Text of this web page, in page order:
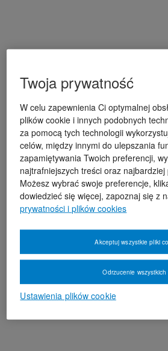
Twoja prywatność
W celu zapewnienia Ci optymalnej
plików cookie i innych podobnych
za pomocą tych technologii
celów, między innymi do ulepszania
zapamiętywania Twoich preferencji,
najtrafniejszych treści oraz
Możesz wybrać swoje preferencje,
dowiedzieć się więcej, zapoznaj się z
prywatności i plików cookies
Ustawienia plików cookie
Odrzucenie wszystkich
Akceptuj wszystkie pliki